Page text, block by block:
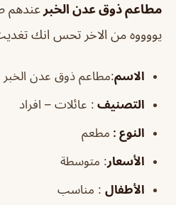
مطاعم ذوق عدن الخبر عندهم
يووووه من الاخر تحس انك
الاسم:مطاعم ذوق عدن الخبر
التصنيف : عائلات – افراد
النوع : مطعم
الأسعار: متوسطة
الأطفال : مناسب